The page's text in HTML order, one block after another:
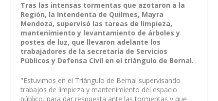
Tras las intensas tormentas que azotaron a la
Región, la Intendenta de Quilmes, Mayra
Mendoza, supervisó las tareas de limpieza,
mantenimiento y levantamiento de árboles y
postes de luz, que llevaron adelante los
trabajadores de la secretaría de Servicios
Públicos y Defensa Civil en el triángulo de Bernal.
"Estuvimos en el Triángulo de Bernal supervisando
trabajos de limpieza y mantenimiento del espacio
público, para dar respuesta ante las tormentas y que